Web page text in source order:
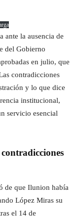
ante la ausencia de
del Gobierno
en julio, que
contradicciones
y lo que dice
institucional,
servicio esencial
de que Ilunion había
López Miras su
el 14 de